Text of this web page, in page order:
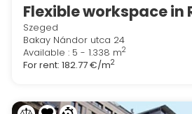
Szeged
Bakay Nándor utca 24
Available : 5 - 1.338 m2
For rent: 182.77 €/m2